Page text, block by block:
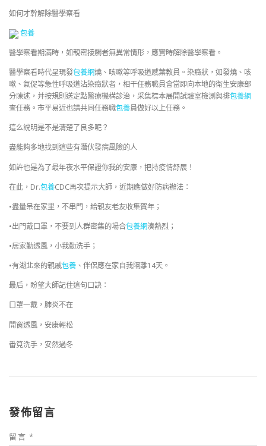
如何才幹解除醫學察看
包養
醫學察看期滿時，如親密接觸者無異常情形，應實時解除醫學察看。
醫學察看時代呈現發包養網燒、咳嗽等呼吸道感葉教員。染癥狀，如發燒、咳
嗽、氣促等急性呼吸道沾染癥狀者，相干任務職員會當即向本地的衛生安康部
分陳述，并按規則送定點醫療機構診治，采集標本展開試驗室檢測與排包養網
查任務。市平易近也請共同任務職包養員做好以上任務。
這么說明是不是清楚了良多呢？
盡能夠多地找到這些有潛伏發病風險的人
如許也是為了最年夜水平保證你我的安康，把持疫情舒展！
在此，Dr.包養CDC再次提示大師，近期應做好防病辦法：
•盡量呆在家里，不串門，給親友老友收集賀年；
•出門戴口罩，不要到人群密集的場合包養網湊熱烈；
•居家勤透風，小我勤洗手；
•有湖北來的親戚包養 、伴侶應在家自我隔離14天。
最后，盼望大師記住這句口訣：
口罩一戴，肺炎不在
開窗透風，安康輕松
番筧洗手，安然過冬
發佈留言
留言 *